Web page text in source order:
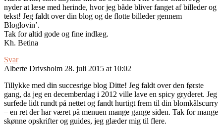
nyder at læse med herinde, hvor jeg både bliver fanget af billeder og
tekst! Jeg faldt over din blog og de flotte billeder gennem
Bloglovin’.
Tak for altid gode og fine indlæg.
Kh. Betina
Svar
Alberte Drivsholm 28. juli 2015 at 10:02
Tillykke med din succesrige blog Ditte! Jeg faldt over den første
gang, da jeg en decemberdag i 2012 ville lave en spicy gryderet. Jeg
surfede lidt rundt på nettet og fandt hurtigt frem til din blomkålscurry
– en ret der har været på menuen mange gange siden. Tak for mange
skønne opskrifter og guides, jeg glæder mig til flere.